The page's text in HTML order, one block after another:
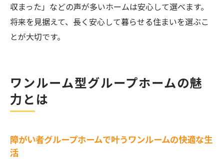
収まった」などの声が多いホームは安心して選べます。
将来を見据えて、長く安心して暮らせる住まいを選ぶこ
とが大切です。
ワンルーム型グループホームの魅
力とは
障がい者グループホームで叶うワンルームの快適な生
活